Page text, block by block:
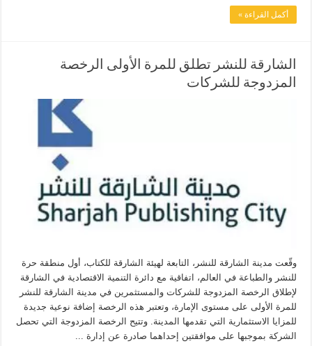
أكمل القراءة »
الشارقة للنشر تطلق للمرة الأولى الرخصة
المزدوجة للشركات
وقّعت مدينة الشارقة للنشر، التابعة لهيئة الشارقة للكتاب، أول منطقة حرة
للنشر والطباعة في العالم، اتفاقية مع دائرة التنمية الاقتصادية في الشارقة
لإطلاق الرخصة المزدوجة للشركات والمستثمرين في مدينة الشارقة للنشر
للمرة الأولى على مستوى الإمارة، وتعتبر هذه الرخصة إضافة نوعية جديدة
للمزايا الاستثمارية التي تقدمها المدينة. وتتيح الرخصة المزدوجة التي تحصل
الشركة بموجبها على موافقتين إحداهما صادرة عن إدارة ...